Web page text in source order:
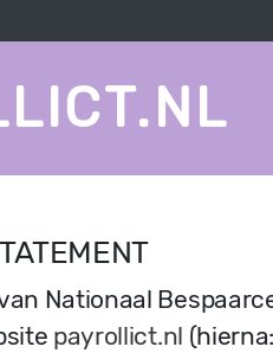
Nationaal
payrollict.nl